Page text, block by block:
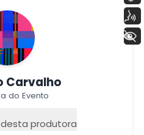
Carvalho
do Evento
produtora
+ Acessibilidade